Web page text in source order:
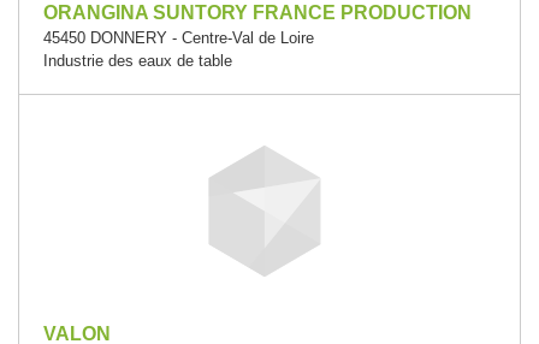
ORANGINA SUNTORY FRANCE PRODUCTION
45450 DONNERY - Centre-Val de Loire
Industrie des eaux de table
VALON